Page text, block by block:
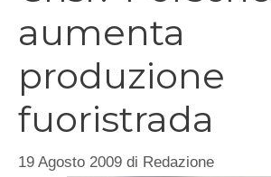
aumenta
produzione
fuoristrada
19 Agosto 2009 di Redazione